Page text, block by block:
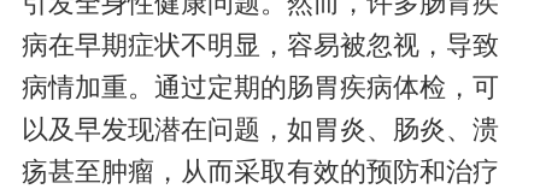
病在早期症状不明显，容易被忽视，导致
病情加重。通过定期的肠胃疾病体检，可
以及早发现潜在问题，如胃炎、肠炎、溃
疡甚至肿瘤，从而采取有效的预防和治疗